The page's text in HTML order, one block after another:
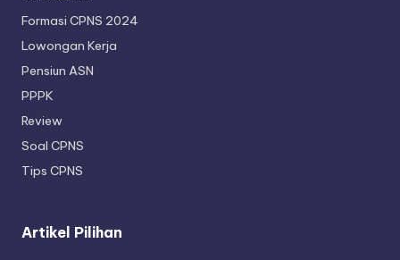
Formasi CPNS 2024
Lowongan Kerja
Pensiun ASN
PPPK
Review
Soal CPNS
Tips CPNS
Artikel Pilihan